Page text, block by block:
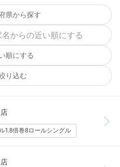
県から探す
順にする
り込む
1.8倍巻8ロールシングル